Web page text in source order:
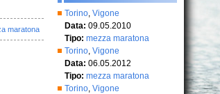
Torino, Vigone
Data: 09.05.2010
Tipo: mezza maratona
Torino, Vigone
Data: 06.05.2012
Tipo: mezza maratona
Torino, Vigone
maratona